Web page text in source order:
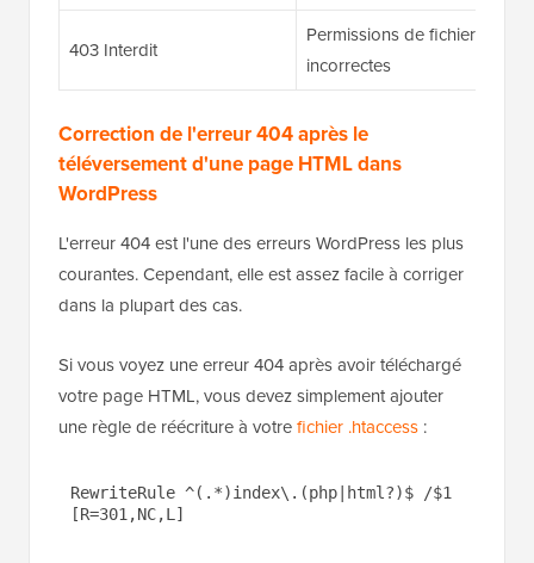
403 Interdit
Permissions de fichier
incorrectes
Correction de l'erreur 404 après le
téléversement d'une page HTML dans
WordPress
L'erreur 404 est l'une des erreurs WordPress les plus
courantes. Cependant, elle est assez facile à corriger
dans la plupart des cas.
Si vous voyez une erreur 404 après avoir téléchargé
votre page HTML, vous devez simplement ajouter
une règle de réécriture à votrefichier .htaccess :
RewriteRule ^(.*)index\.(php|html?)$ /$1
[R=301,NC,L]